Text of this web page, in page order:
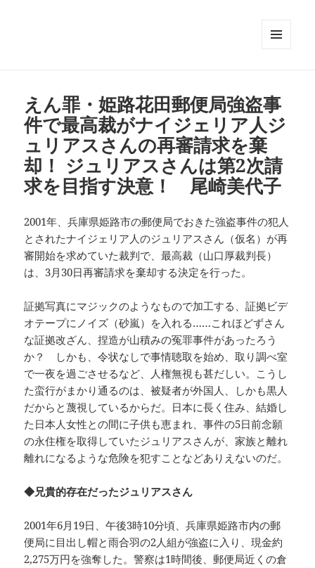
ット
えん罪・姫路花田郵便局強盗事
件で最高裁がナイジェリア人ジ
ュリアスさんの再審請求を棄
却！ ジュリアスさんは第2次請
求を目指す決意！ 尾崎美代子
2001年、兵庫県姫路市の郵便局でおきた強盗事件の犯人
とされたナイジェリア人のジュリアスさん（仮名）が再
審開始を求めていた裁判で、最高裁（山口厚裁判長）
は、3月30日再審請求を棄却する決定を行った。
証拠写真にマジックのようなもので加工する、証拠ビデ
オテープにノイズ（砂嵐）を入れる……これほどずさん
な証拠改ざん、捏造が山積みの冤罪事件があったろう
か？ しかも、令状なしで事情聴取を始め、取り調べ室
で一夜を過ごさせるなど、人権無視も甚だしい。こうし
た蛮行がまかり通るのは、被疑者が外国人、しかも黒人
だからと蔑視しているからだ。日本に長く住み、結婚し
た日本人女性との間に子供も恵まれ、事件の5日前念願
の永住権を取得していたジュリアスさんが、家族と離れ
離れになるような危険を犯すことなどありえないのだ。
◆兄貴的存在だったジュリアスさん
2001年6月19日、午後3時10分頃、兵庫県姫路市内の郵
便局に目出し帽と雨合羽の2人組が強盗に入り、現金約
2,275万円を強奪した。警察は1時間後、郵便局近くの倉